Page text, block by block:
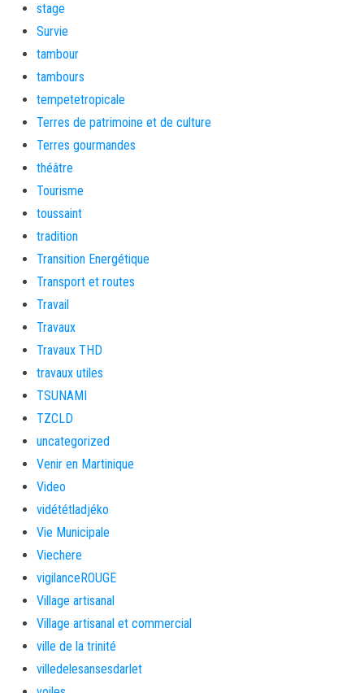
stage
Survie
tambour
tambours
tempetetropicale
Terres de patrimoine et de culture
Terres gourmandes
théâtre
Tourisme
toussaint
tradition
Transition Energétique
Transport et routes
Travail
Travaux
Travaux THD
travaux utiles
TSUNAMI
TZCLD
uncategorized
Venir en Martinique
Video
vidététladjéko
Vie Municipale
Viechere
vigilanceROUGE
Village artisanal
Village artisanal et commercial
ville de la trinité
villedelesansesdarlet